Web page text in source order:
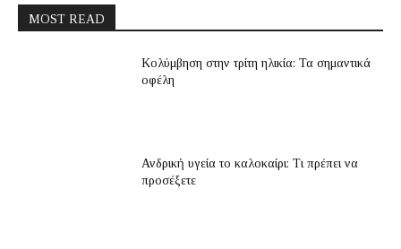
MOST READ
Κολύμβηση στην τρίτη ηλικία: Τα σημαντικά
οφέλη
Ανδρική υγεία το καλοκαίρι: Τι πρέπει να
προσέξετε